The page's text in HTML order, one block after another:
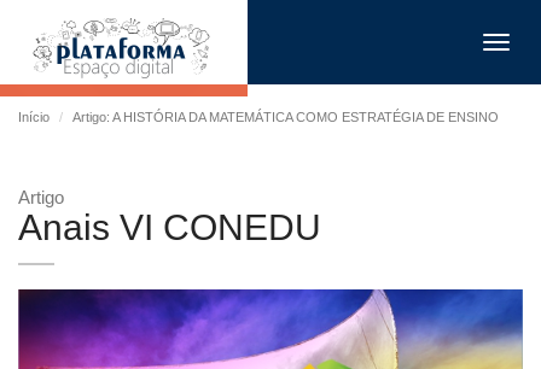
Início Artigo: A HISTÓRIA DA MATEMÁTICA COMO ESTRATÉGIA DE ENSINO
Artigo
Anais VI CONEDU